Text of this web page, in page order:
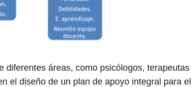
diferentes áreas, como psicólogos, terapeutas
el diseño de un plan de apoyo integral para el